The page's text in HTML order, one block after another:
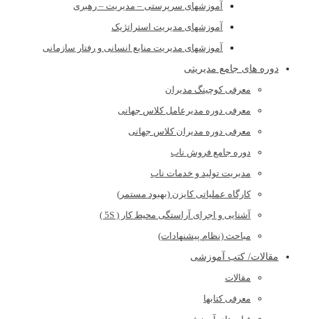
آموزشهای سرپرستی – مدیریت – رهبری
آموزشهای مدیریت استراتژیک
آموزشهای مدیریت منابع انسانی و رفتار سازمانی
دوره های جامع مدیریتی
معرفی کوچینگ مدیران
معرفی دوره مدیرعامل کلاس جهانی
معرفی دوره مدیران کلاس جهانی
دوره جامع فروش ناب
مدیریت تولید و خدمات ناب
کارگاه عملیاتی کایزن (بهبود مستمر)
آشنایی و اجرای آراستگی محیط کار ( 5S )
مباحث (نظام پیشنهادات)
مقالات/ کتب آموزشی
مقالات
معرفی کتابها